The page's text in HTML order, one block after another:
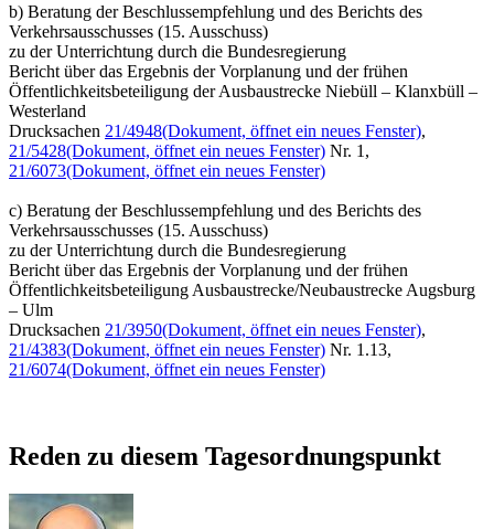
b) Beratung der Beschlussempfehlung und des Berichts des
Verkehrsausschusses (15. Ausschuss)
zu der Unterrichtung durch die Bundesregierung
Bericht über das Ergebnis der Vorplanung und der frühen
Öffentlichkeitsbeteiligung der Ausbaustrecke Niebüll – Klanxbüll –
Westerland
Drucksachen 21/4948(Dokument, öffnet ein neues Fenster),
21/5428(Dokument, öffnet ein neues Fenster) Nr. 1,
21/6073(Dokument, öffnet ein neues Fenster)
c) Beratung der Beschlussempfehlung und des Berichts des
Verkehrsausschusses (15. Ausschuss)
zu der Unterrichtung durch die Bundesregierung
Bericht über das Ergebnis der Vorplanung und der frühen
Öffentlichkeitsbeteiligung Ausbaustrecke/Neubaustrecke Augsburg
– Ulm
Drucksachen 21/3950(Dokument, öffnet ein neues Fenster),
21/4383(Dokument, öffnet ein neues Fenster) Nr. 1.13,
21/6074(Dokument, öffnet ein neues Fenster)
Reden zu diesem Tagesordnungspunkt